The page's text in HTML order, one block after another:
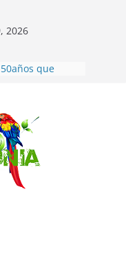
2026
cargos
años en
en cantón
de 22 años
encontrados
lopez